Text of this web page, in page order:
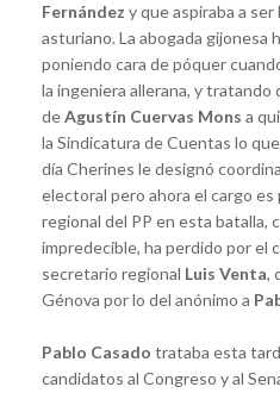
Fernández y que aspiraba a
asturiano. La abogada gijonesa
poniendo cara de póquer
la ingeniera allerana, y tratando
deAgustín Cuervas Mons a
la Sindicatura de Cuentas lo
día Cherines le designó
electoral pero ahora el cargo es
regional del PP en esta batalla,
impredecible, ha perdido por el
secretario regional Luis Venta,
Génova por lo del anónimo a
Pablo Casado trataba esta
candidatos al Congreso y al